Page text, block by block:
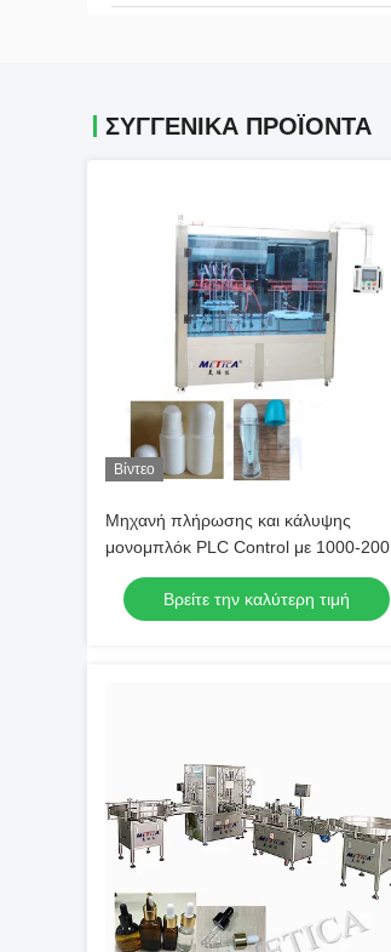
ΣΥΓΓΕΝΙΚΆ ΠΡΟΪΌΝΤΑ
Βίντεο
Μηχανή πλήρωσης και κάλυψης
μονομπλόκ PLC Control με 1000-2000
BPH και 99% ακρίβεια πλήρωσης για
μπουκάλια με σταγονόμετρο
Βρείτε την καλύτερη τιμή